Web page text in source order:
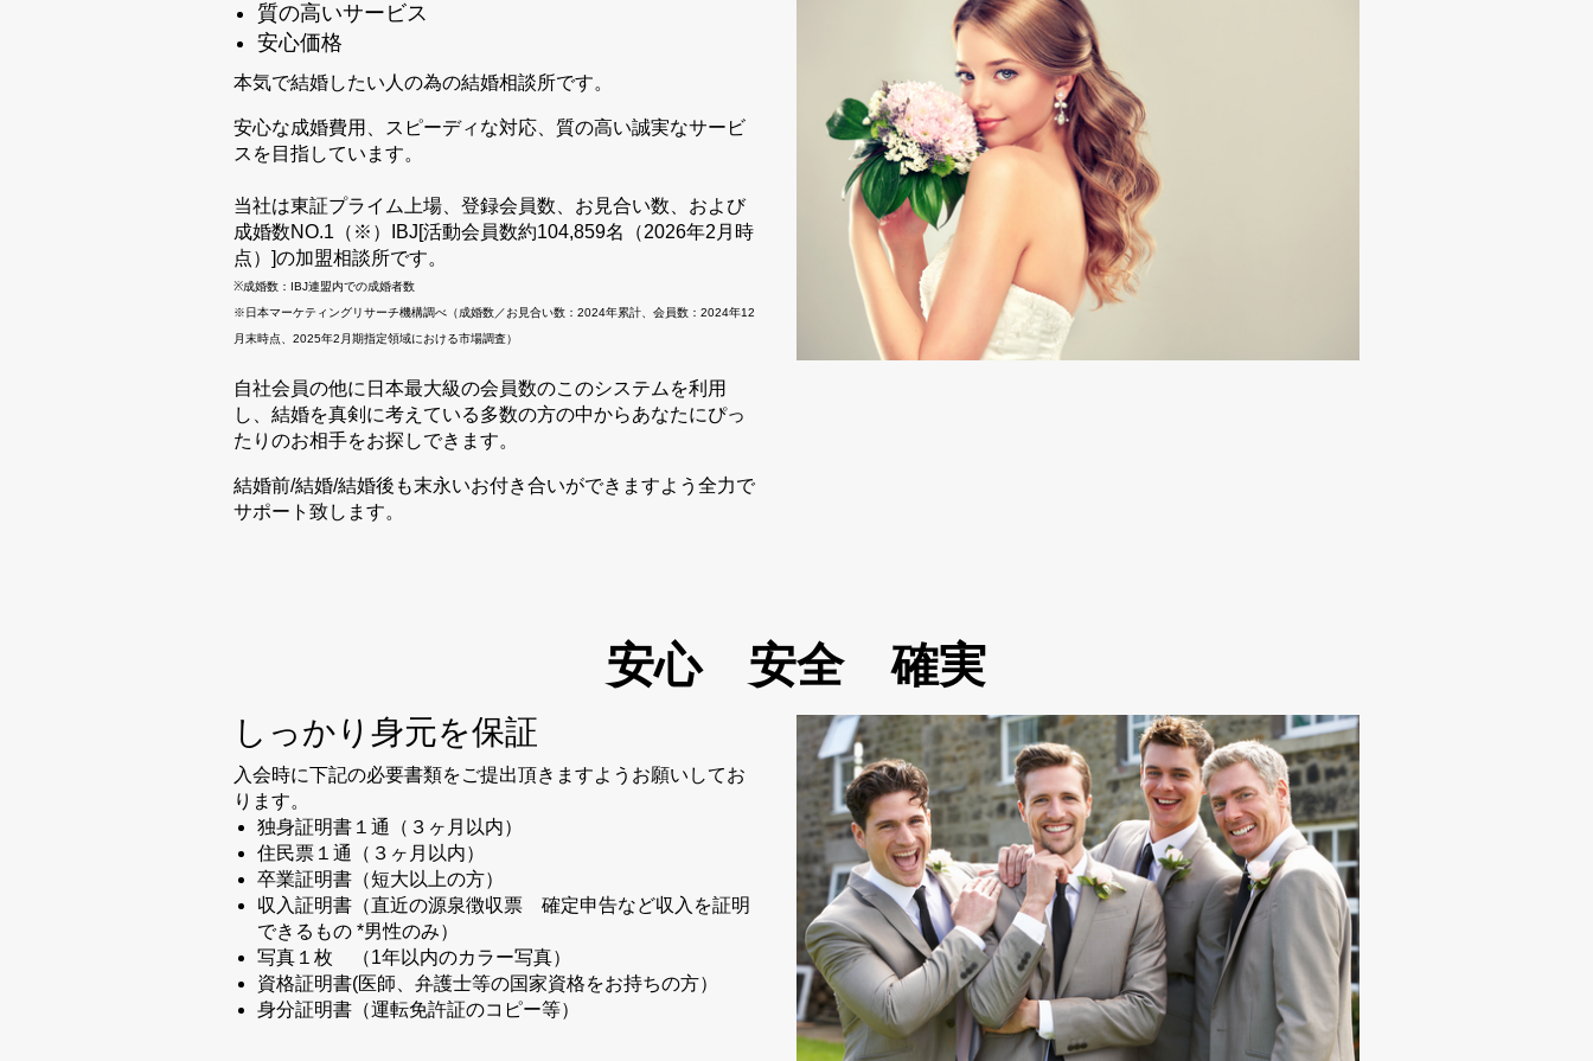
質の高いサービス
安心価格
本気で結婚したい人の為の結婚相談所です。
安心な成婚費用、スピーディな対応、質の高い誠実なサービ
スを目指しています。
当社は東証プライム上場、登録会員数、お見合い数、および
成婚数NO.1（※）IBJ[活動会員数約104,859名（2026年2月時
点）]の加盟相談所です。
※成婚数：IBJ連盟内での成婚者数
※日本マーケティングリサーチ機構調べ（成婚数／お見合い数：2024年累計、会員数：2024年12
月末時点、2025年2月期指定領域における市場調査）
自社会員の他に日本最大級の会員数のこのシステムを利用
し、結婚を真剣に考えている多数の方の中からあなたにぴっ
たりのお相手をお探しできます。
結婚前/結婚/結婚後も末永いお付き合いができますよう全力で
サポート致します。
安心 安全 確実
しっかり身元を保証
入会時に下記の必要書類をご提出頂きますようお願いしてお
ります。
独身証明書１通（３ヶ月以内）
住民票１通（３ヶ月以内）
卒業証明書（短大以上の方）
収入証明書（直近の源泉徴収票 確定申告など収入を証明
できるもの *男性のみ）
写真１枚 （1年以内のカラー写真）
資格証明書(医師、弁護士等の国家資格をお持ちの方）
身分証明書（運転免許証のコピー等）